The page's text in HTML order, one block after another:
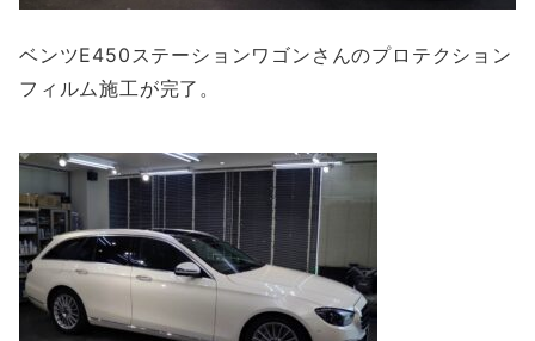
ベンツE450ステーションワゴンさんのプロテクション
フィルム施工が完了。